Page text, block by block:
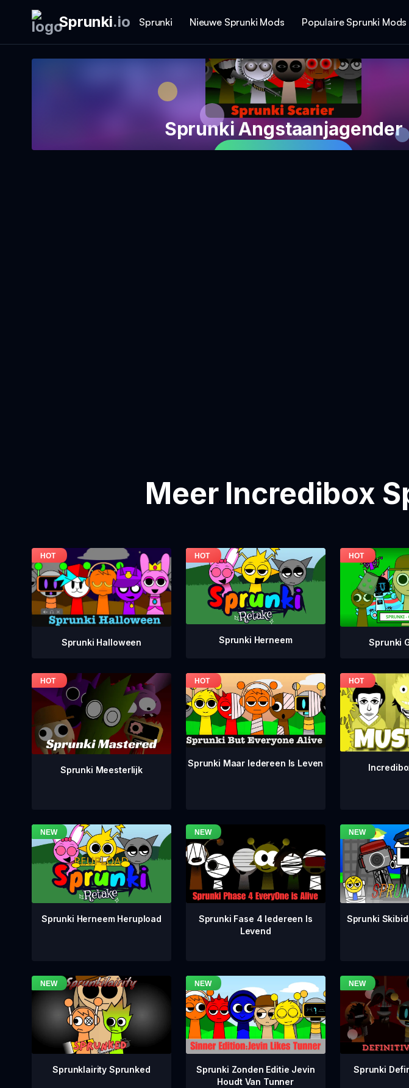
Sprunki.io Sprunki Nieuwe Sprunki Mods Populaire Sprunki Mods
Sprunki Angstaanjagender
Meer Incredibox
Sprunki Halloween Sprunki Herneem Sprunki
Sprunki Meesterlijk
Sprunki Maar Iedereen Is Leven
Sprunki Herneem Herupload
Sprunki Fase 4 Iedereen Is
Levend
Sprunki
Sprunklairity Sprunked
Sprunki Zonden Editie Jevin
Houdt Van Tunner
Sprunki